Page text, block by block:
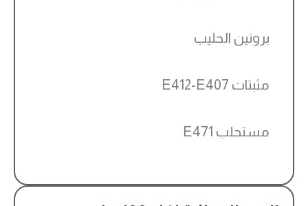
بروتين الحليب
مثبتات E412-E407
مستحلب E471